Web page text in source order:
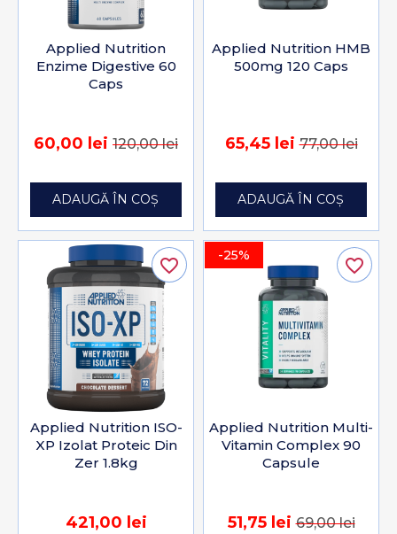
Applied Nutrition
Enzime Digestive 60
Caps
60,00 lei 120,00 lei
ADAUGĂ ÎN COȘ
Applied Nutrition HMB
500mg 120 Caps
65,45 lei77,00 lei
ADAUGĂ ÎN COȘ
Applied Nutrition ISO-
XP Izolat Proteic Din
Zer 1.8kg
421,00 lei
favorite_border -25%
Applied Nutrition Multi-
Vitamin Complex 90
Capsule
51,75 lei69,00 lei
favorite_border